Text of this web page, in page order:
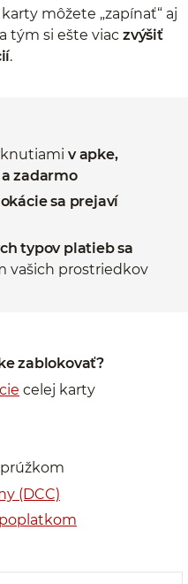
môžete „zapínať“ aj
tým si ešte viac zvýšiť
.
v apke,
zadarmo
sa prejaví
typov platieb sa
vašich prostriedkov
zablokovať?
celej karty
(DCC)